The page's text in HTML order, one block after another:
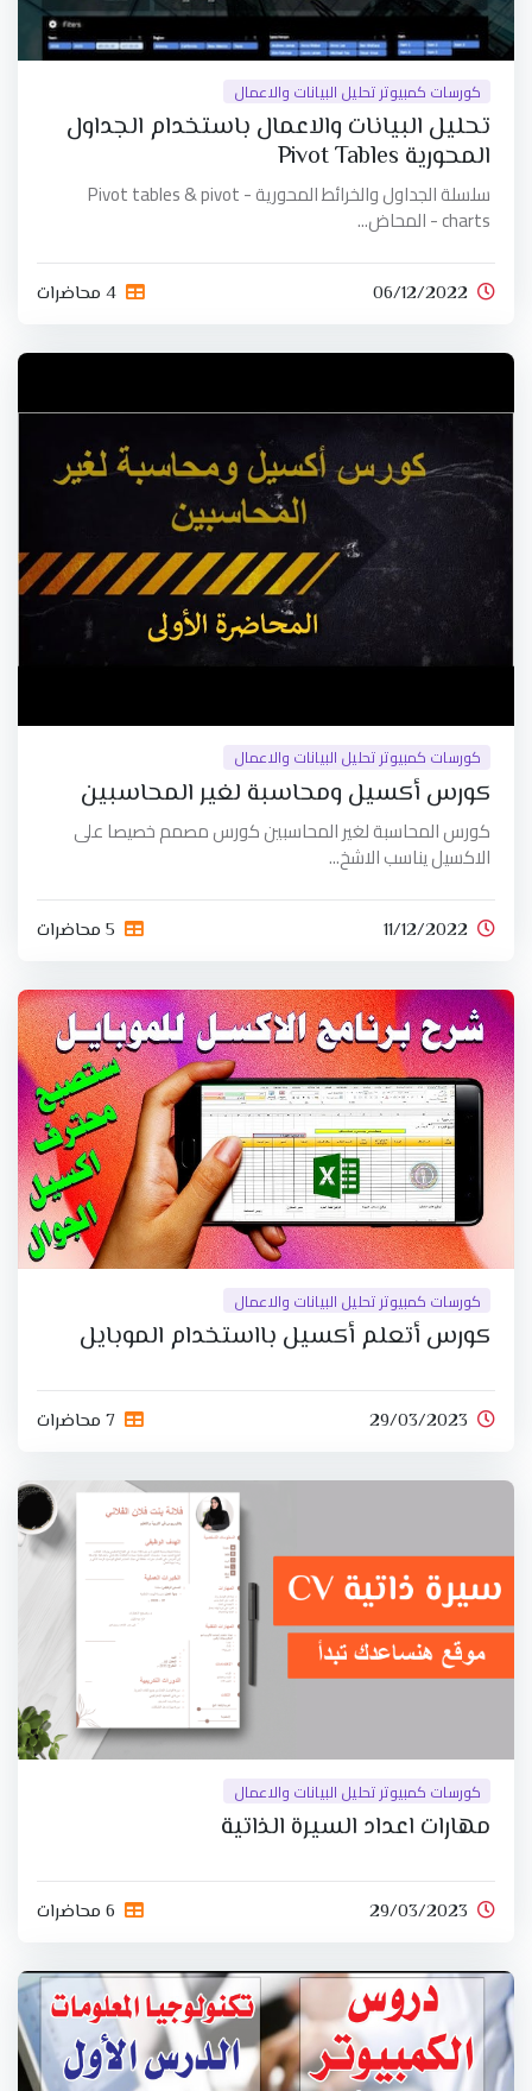
كورسات كمبيوتر تحليل البيانات والاعمال
تحليل البيانات والاعمال باستخدام الجداول
المحورية Pivot Tables
سلسلة الجداول والخرائط المحورية - Pivot tables & pivot
charts - المحاض...
06/12/2022 4 محاضرات
كورسات كمبيوتر تحليل البيانات والاعمال
كورس أكسيل ومحاسبة لغير المحاسبين
كورس المحاسبة لغير المحاسبين كورس مصمم خصيصا على
الاكسيل يناسب الاشخ...
11/12/2022 5 محاضرات
كورسات كمبيوتر تحليل البيانات والاعمال
كورس أتعلم أكسيل بااستخدام الموبايل
29/03/2023 7 محاضرات
كورسات كمبيوتر تحليل البيانات والاعمال
مهارات اعداد السيرة الذاتية
29/03/2023 6 محاضرات